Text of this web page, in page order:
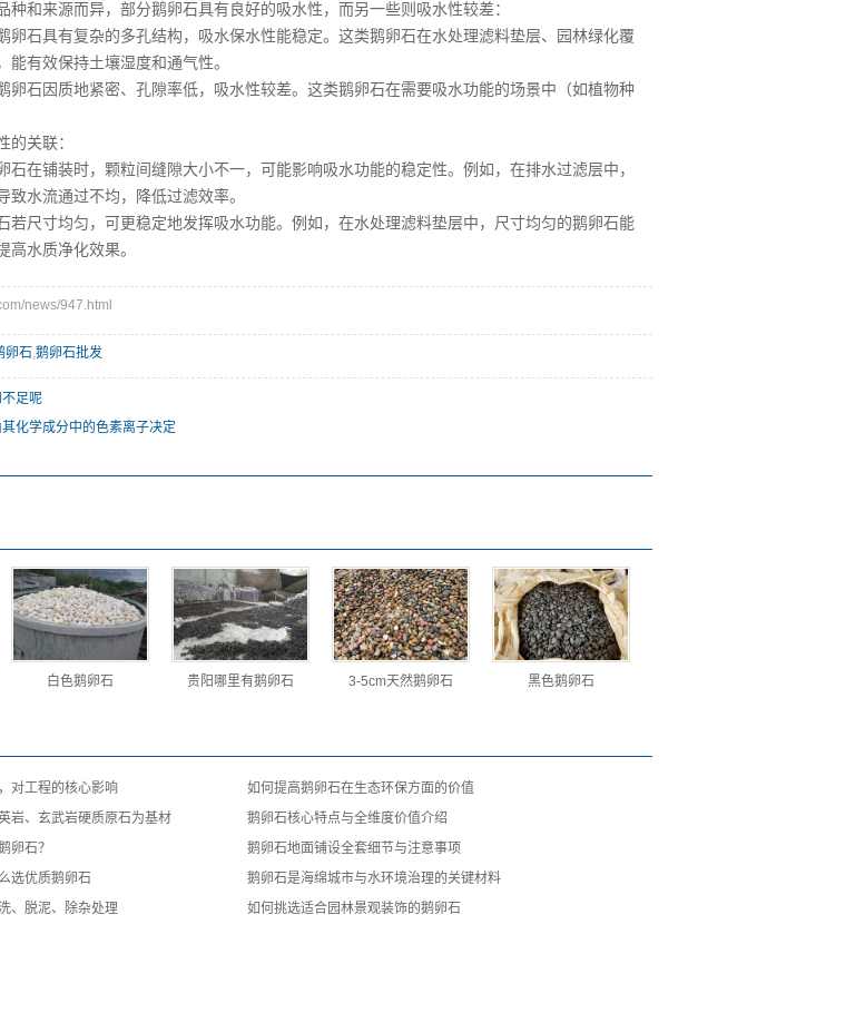
和来源而异，部分鹅卵石具有良好的吸水性，而另一些则吸水性较差：
石具有复杂的多孔结构，吸水保水性能稳定。这类鹅卵石在水处理滤料垫层、园林绿化覆
能有效保持土壤湿度和通气性。
石因质地紧密、孔隙率低，吸水性较差。这类鹅卵石在需要吸水功能的场景中（如植物种
关联：
在铺装时，颗粒间缝隙大小不一，可能影响吸水功能的稳定性。例如，在排水过滤层中，
致水流通过不均，降低过滤效率。
尺寸均匀，可更稳定地发挥吸水功能。例如，在水处理滤料垫层中，尺寸均匀的鹅卵石能
高水质净化效果。
news/947.html
卵石,鹅卵石批发
足呢
化学成分中的色素离子决定
白色鹅卵石 贵阳哪里有鹅卵石 3-5cm天然鹅卵石 黑色鹅卵石
对工程的核心影响
如何提高鹅卵石在生态环保方面的价值
岩、玄武岩硬质原石为基材
鹅卵石核心特点与全维度价值介绍
卵石？
鹅卵石地面铺设全套细节与注意事项
选优质鹅卵石
鹅卵石是海绵城市与水环境治理的关键材料
、脱泥、除杂处理
如何挑选适合园林景观装饰的鹅卵石